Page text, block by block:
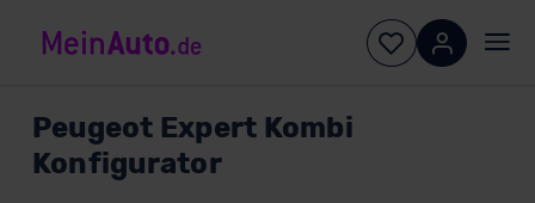
Peugeot Expert Kombi
Konfigurator